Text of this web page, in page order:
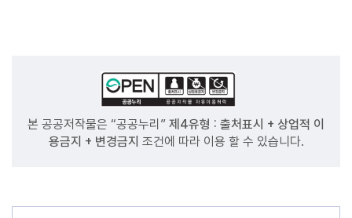
본 공공저작물은 “공공누리” 제4유형 : 출처표시 + 상업적 이
용금지 + 변경금지 조건에 따라 이용 할 수 있습니다.